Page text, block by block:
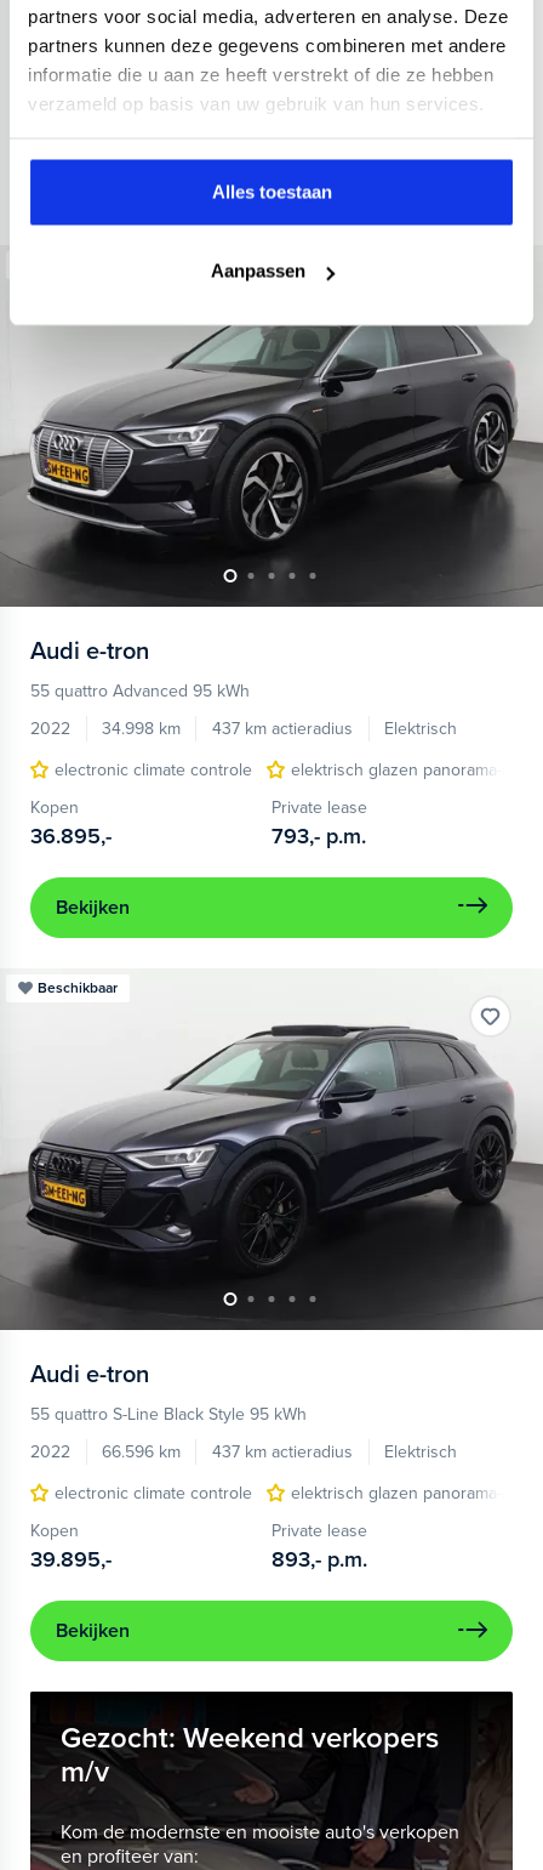
partners voor social media, adverteren en analyse. Deze
partners kunnen deze gegevens combineren met andere
informatie die u aan ze heeft verstrekt of die ze hebben
verzameld op basis van uw gebruik van hun services.
Alles toestaan
Aanpassen
Hybride benzine
Automaat
achteruitrijcamera
Apple Carplay/Android Auto
Kopen
Op aanvraag
Audi e-tron
55 quattro Advanced 95 kWh
2022
34.998 km 437 km actieradius
Elektrisch
electronic climate controle
elektrisch glazen panorama-dak
Kopen
36.895,-
Private lease
793,- p.m.
Bekijken
Beschikbaar
Audi e-tron
55 quattro S-Line Black Style 95 kWh
2022
66.596 km 437 km actieradius
Elektrisch
electronic climate controle
elektrisch glazen panorama-dak
Kopen
39.895,-
Private lease
893,- p.m.
Bekijken
Gezocht: Weekend verkopers
m/v
Kom de modernste en mooiste auto's verkopen
en profiteer van: